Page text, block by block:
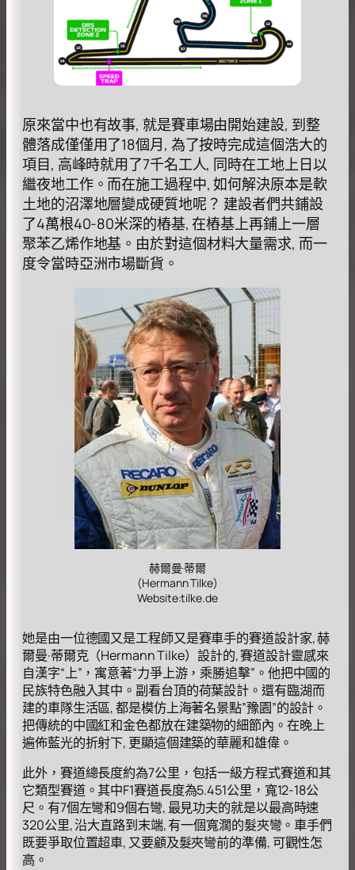
原來當中也有故事, 就是賽車場由開始建設, 到整
體落成僅僅用了18個月, 為了按時完成這個浩大的
項目, 高峰時就用了7千名工人, 同時在工地上日以
繼夜地工作。而在施工過程中, 如何解決原本是軟
土地的沼澤地層變成硬質地呢？ 建設者們共鋪設
了4萬根40-80米深的樁基, 在樁基上再鋪上一層
聚苯乙烯作地基。由於對這個材料大量需求, 而一
度令當時亞洲市場斷貨。
赫爾曼·蒂爾
(Hermann Tilke)
Website:tilke.de
她是由一位德國又是工程師又是賽車手的賽道設計家, 赫
爾曼·蒂爾克（Hermann Tilke）設計的, 賽道設計靈感來
自漢字“上”，寓意著“力爭上游，乘勝追擊”。他把中國的
民族特色融入其中。副看台頂的荷葉設計。還有臨湖而
建的車隊生活區, 都是模仿上海著名景點”豫園”的設計。
把傳統的中國紅和金色都放在建築物的細節內。在晚上
遍佈藍光的折射下, 更顯這個建築的華麗和雄偉。
此外，賽道總長度約為7公里，包括一級方程式賽道和其
它類型賽道。其中F1賽道長度為5.451公里，寬12-18公
尺。有7個左彎和9個右彎, 最見功夫的就是以最高時速
320公里, 沿大直路到末端, 有一個寬濶的髮夾彎。車手們
既要爭取位置超車, 又要顧及髮夾彎前的準備, 可觀性怎
高。